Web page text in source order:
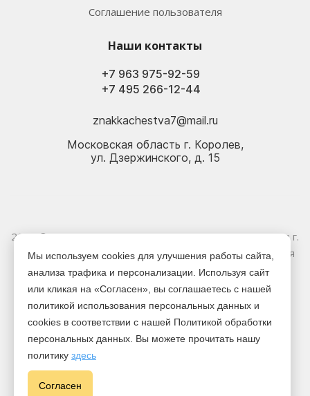
Соглашение пользователя
Наши контакты
+7 495 266-12-44
+7 963 975-92-59
znakkachestva7@mail.ru
Московская область г. Королев,
ул. Дзержинского, д. 15
2026 © Электрика оптом и в розницу - Магазин-склад в г.
Королёв. Информация, указанная на сайте, не является
публичной офертой.
Версия для печати
Мы используем cookies для улучшения работы сайта,
анализа трафика и персонализации. Используя сайт
или кликая на «Согласен», вы соглашаетесь с нашей
политикой использования персональных данных и
cookies в соответствии с нашей Политикой обработки
персональных данных. Вы можете прочитать нашу
политику здесь
Cогласен